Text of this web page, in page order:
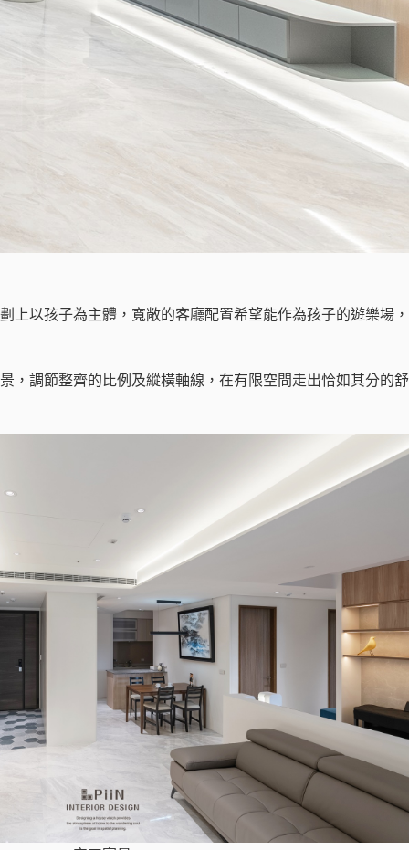
以孩子為主體，寬敞的客廳配置希望能作為孩子的遊樂場，
，調節整齊的比例及縱橫軸線，在有限空間走出恰如其分的舒